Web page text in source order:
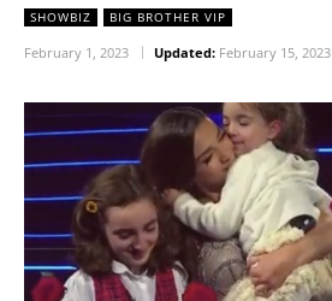
SHOWBIZ BIG BROTHER VIP
February 1, 2023 Updated: February 15, 2023